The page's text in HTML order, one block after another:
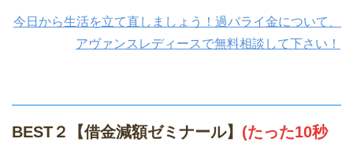
今日から生活を立て直しましょう！過バライ金について、
アヴァンスレディースで無料相談して下さい！
BEST２【借金減額ゼミナール】 (たった10秒